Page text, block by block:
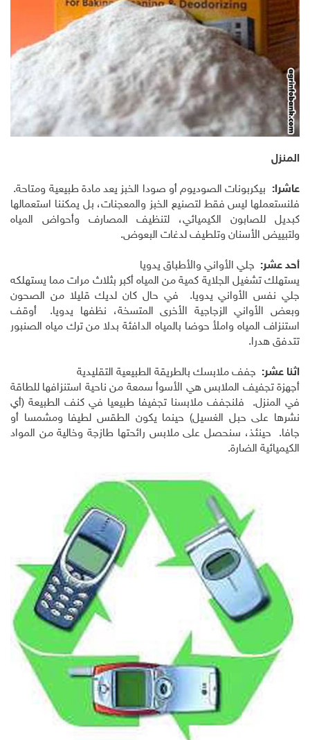
المنزل
عاشرا: بيكربونات الصوديوم أو صودا الخبز يعد مادة طبيعية ومتاحة.
فلنستعملها ليس فقط لتصنيع الخبز والمعجنات، بل يمكننا استعمالها
كبديل للصابون الكيميائي، لتنظيف المصارف وأحواض المياه
ولتبييض الأسنان وتلطيف لدغات البعوض.
أحد عشر: جلي الأواني والأطباق يدويا
يستهلك تشغيل الجلاية كمية من المياه أكبر بثلاث مرات مما يستهلكه
جلي نفس الأواني يدويا. في حال كان لديك قليلا من الصحون
وبعض الأواني الزجاجية الأخرى المتسخة، نظفها يدويا. أوقف
استنزاف المياه واملأ حوضا بالمياه الدافئة بدلا من ترك مياه الصنبور
تتدفق هدرا.
اثنا عشر: جفف ملابسك بالطريقة الطبيعية التقليدية
أجهزة تجفيف الملابس هي الأسوأ سمعة من ناحية استنزافها للطاقة
في المنزل. فلنجفف ملابسنا تجفيفا طبيعيا في كنف الطبيعة (أي
نشرها على حبل الغسيل) حينما يكون الطقس لطيفا ومشمسا أو
جافا. حينئذ، سنحصل على ملابس رائحتها طازجة وخالية من المواد
الكيميائية الضارة.